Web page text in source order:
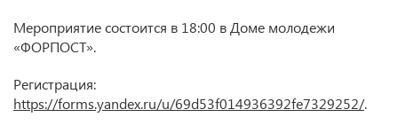
Мероприятие состоится в 18:00 в Доме молодежи
«ФОРПОСТ».
Регистрация:
https://forms.yandex.ru/u/69d53f014936392fe7329252/.